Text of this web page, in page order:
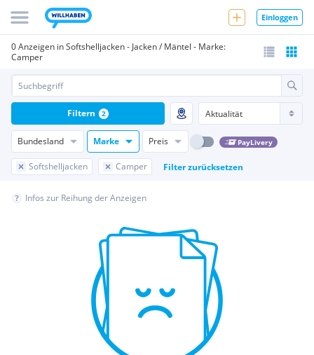
Einloggen
0 Anzeigen in Softshelljacken - Jacken / Mäntel - Marke:
Camper
Bundesland Marke Preis PayLivery
Softshelljacken Camper Filter zurücksetzen
Filtern 2
Infos zur Reihung der Anzeigen